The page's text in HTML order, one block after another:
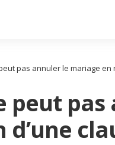
pas annuler le mariage en
peut